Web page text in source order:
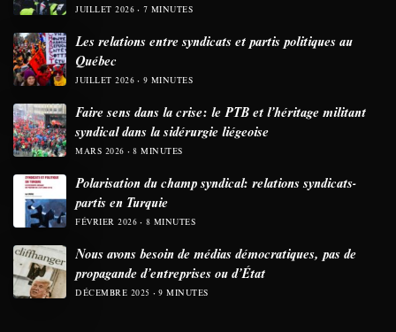
JUILLET 2026 7 MINUTES
Les relations entre syndicats et partis politiques au
Québec
JUILLET 2026 9 MINUTES
Faire sens dans la crise: le PTB et l’héritage militant
syndical dans la sidérurgie liégeoise
MARS 2026 8 MINUTES
Polarisation du champ syndical: relations syndicats-
partis en Turquie
FÉVRIER 2026 8 MINUTES
Nous avons besoin de médias démocratiques, pas de
propagande d’entreprises ou d’État
DÉCEMBRE 2025 9 MINUTES